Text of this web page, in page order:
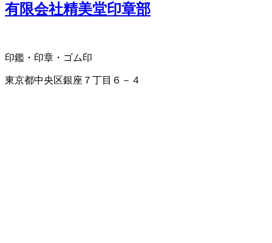
有限会社精美堂印章部
印鑑・印章・ゴム印
東京都中央区銀座７丁目６－４